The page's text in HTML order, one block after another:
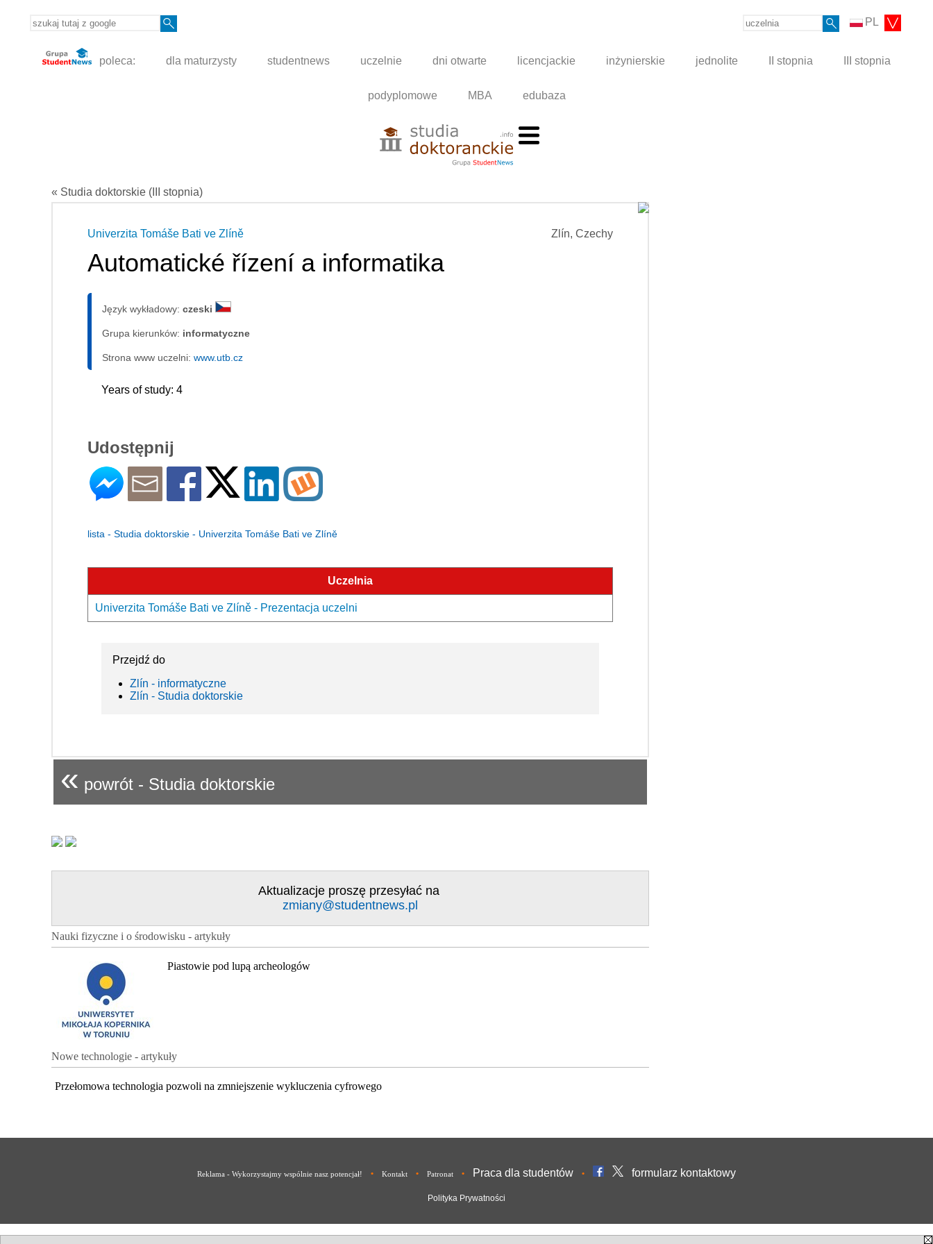
PL
poleca: dla maturzysty studentnews uczelnie dni otwarte licencjackie inżynierskie jednolite II stopnia III stopnia
podyplomowe MBA edubaza
« Studia doktorskie (III stopnia)
Zlín, Czechy
Univerzita Tomáše Bati ve Zlíně
Automatické řízení a informatika
Język wykładowy: czeski
Grupa kierunków: informatyczne
Strona www uczelni: www.utb.cz
Years of study: 4
Udostępnij
lista - Studia doktorskie - Univerzita Tomáše Bati ve Zlíně
Uczelnia
Univerzita Tomáše Bati ve Zlíně - Prezentacja uczelni
Przejdź do
Zlín - informatyczne
Zlín - Studia doktorskie
« powrót - Studia doktorskie
Aktualizacje proszę przesyłać na
zmiany@studentnews.pl
Nauki fizyczne i o środowisku - artykuły
Piastowie pod lupą archeologów
Nowe technologie - artykuły
Przełomowa technologia pozwoli na zmniejszenie wykluczenia cyfrowego
Reklama - Wykorzystajmy wspólnie nasz potencjał! • Kontakt • Patronat • Praca dla studentów • formularz kontaktowy
Polityka Prywatności